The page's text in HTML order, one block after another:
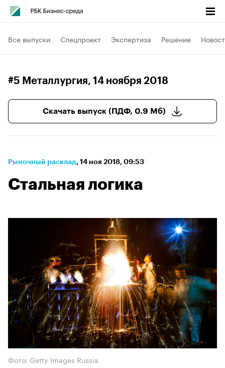
Все выпуски Спецпроект Экспертиза Решение
#5 Металлургия, 14 ноября 2018
Скачать выпуск (ПДФ, 0.9 Мб)
Рыночный расклад⁠, 14 ноя 2018, 09:53
Стальная логика
Фото: Getty Images Russia